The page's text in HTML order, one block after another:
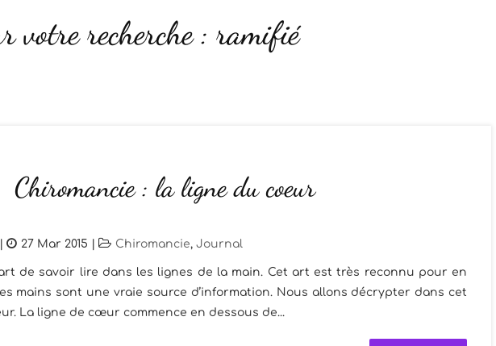
votre recherche : ramifié
Chiromancie : la ligne du coeur
27 Mar 2015 Chiromancie, Journal
de savoir lire dans les lignes de la main. Cet art est très reconnu pour en
mains sont une vraie source d’information. Nous allons décrypter dans cet
La ligne de cœur commence en dessous de...